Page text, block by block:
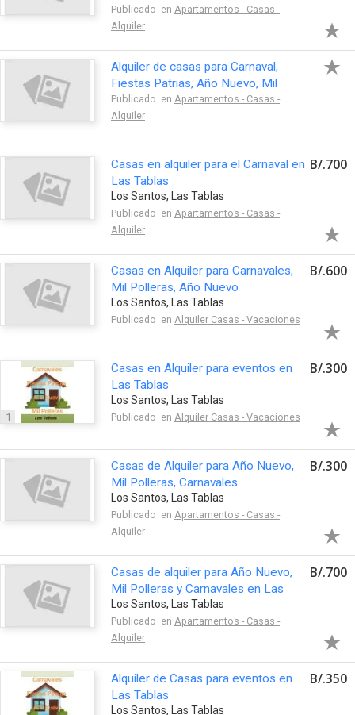
Publicado en Apartamentos - Casas -
Alquiler
Alquiler de casas para Carnaval,
Fiestas Patrias, Año Nuevo, Mil
Polleras en Las Tablas
Publicado en Apartamentos - Casas -
Alquiler
Casas en alquiler para el Carnaval en
Las Tablas
Los Santos, Las Tablas
Publicado en Apartamentos - Casas -
Alquiler
B/.700
Casas en Alquiler para Carnavales,
Mil Polleras, Año Nuevo
Los Santos, Las Tablas
Publicado en Alquiler Casas - Vacaciones
B/.600
1
Casas en Alquiler para eventos en
Las Tablas
Los Santos, Las Tablas
Publicado en Alquiler Casas - Vacaciones
B/.300
Casas de Alquiler para Año Nuevo,
Mil Polleras, Carnavales
Los Santos, Las Tablas
Publicado en Apartamentos - Casas -
Alquiler
B/.300
Casas de alquiler para Año Nuevo,
Mil Polleras y Carnavales en Las
Tablas
Los Santos, Las Tablas
Publicado en Apartamentos - Casas -
Alquiler
B/.700
Alquiler de Casas para eventos en
Las Tablas
Los Santos, Las Tablas
B/.350